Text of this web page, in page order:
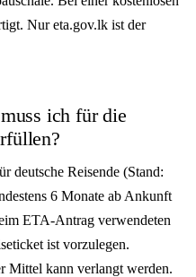
Nur eta.gov.lk ist der
ich für die
deutsche Reisende (Stand:
6 Monate ab Ankunft
ETA-Antrag verwendeten
ist vorzulegen.
Mittel kann verlangt werden.